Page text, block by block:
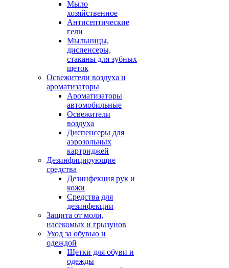
Мыло
хозяйственное
Антисептические
гели
Мыльницы,
диспенсеры,
стаканы для зубных
щеток
Освежители воздуха и
ароматизаторы
Ароматизаторы
автомобильные
Освежители
воздуха
Диспенсеры для
аэрозольных
картриджей
Дезинфицирующие
средства
Дезинфекция рук и
кожи
Средства для
дезинфекции
Защита от моли,
насекомых и грызунов
Уход за обувью и
одеждой
Щетки для обуви и
одежды